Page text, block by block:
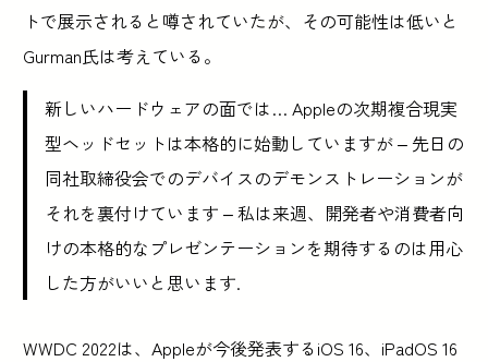
トで展示されると噂されていたが、その可能性は低いと
Gurman氏は考えている。
新しいハードウェアの面では… Appleの次期複合現実
型ヘッドセットは本格的に始動していますが – 先日の
同社取締役会でのデバイスのデモンストレーションが
それを裏付けています – 私は来週、開発者や消費者向
けの本格的なプレゼンテーションを期待するのは用心
した方がいいと思います.
WWDC 2022は、Appleが今後発表するiOS 16、iPadOS 16